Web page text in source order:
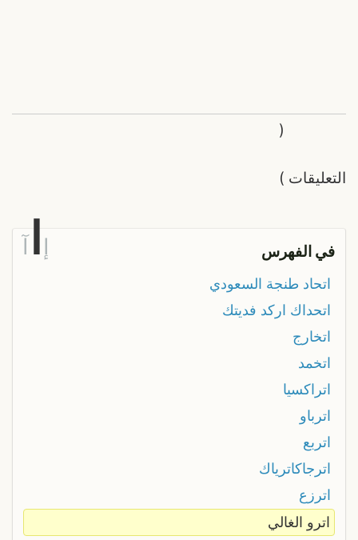
التعليقات
(
)
في الفهرس إ آ
اتحاد طنجة السعودي
اتحداك اركد فديتك
اتخارج
اتخمد
اتراكسيا
اترباو
اتربع
اترجاكاترياك
اترزع
اترو الغالي